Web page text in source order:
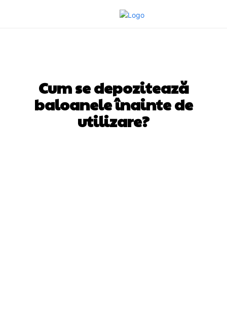
Cum se depozitează
baloanele înainte de
utilizare?